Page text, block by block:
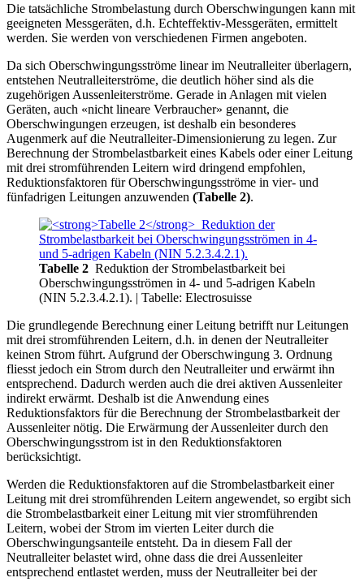
Die tatsächliche Strombelastung durch Oberschwingungen kann mit
geeigneten Messgeräten, d.h. Echteffektiv-Messgeräten, ermittelt
werden. Sie werden von verschiedenen Firmen angeboten.
Da sich Oberschwingungsströme linear im Neutralleiter überlagern,
entstehen Neutralleiterströme, die deutlich höher sind als die
zugehörigen Aussenleiterströme. Gerade in Anlagen mit vielen
Geräten, auch «nicht lineare Verbraucher» genannt, die
Oberschwingungen erzeugen, ist deshalb ein besonderes
Augenmerk auf die Neutralleiter-Dimensionierung zu legen. Zur
Berechnung der Strombelastbarkeit eines Kabels oder einer Leitung
mit drei stromführenden Leitern wird dringend empfohlen,
Reduktionsfaktoren für Oberschwingungsströme in vier- und
fünfadrigen Leitungen anzuwenden (Tabelle 2).
Tabelle 2 Reduktion der Strombelastbarkeit bei
Oberschwingungsströmen in 4- und 5-adrigen Kabeln
(NIN 5.2.3.4.2.1). | Tabelle: Electrosuisse
Die grundlegende Berechnung einer Leitung betrifft nur Leitungen
mit drei stromführenden Leitern, d.h. in denen der Neutralleiter
keinen Strom führt. Aufgrund der Oberschwingung 3. Ordnung
fliesst jedoch ein Strom durch den Neutralleiter und erwärmt ihn
entsprechend. Dadurch werden auch die drei aktiven Aussenleiter
indirekt erwärmt. Deshalb ist die Anwendung eines
Reduktionsfaktors für die Berechnung der Strombelastbarkeit der
Aussenleiter nötig. Die Erwärmung der Aussenleiter durch den
Oberschwingungsstrom ist in den Reduktionsfaktoren
berücksichtigt.
Werden die Reduktionsfaktoren auf die Strombelastbarkeit einer
Leitung mit drei stromführenden Leitern angewendet, so ergibt sich
die Strombelastbarkeit einer Leitung mit vier stromführenden
Leitern, wobei der Strom im vierten Leiter durch die
Oberschwingungsanteile entsteht. Da in diesem Fall der
Neutralleiter belastet wird, ohne dass die drei Aussenleiter
entsprechend entlastet werden, muss der Neutralleiter bei der